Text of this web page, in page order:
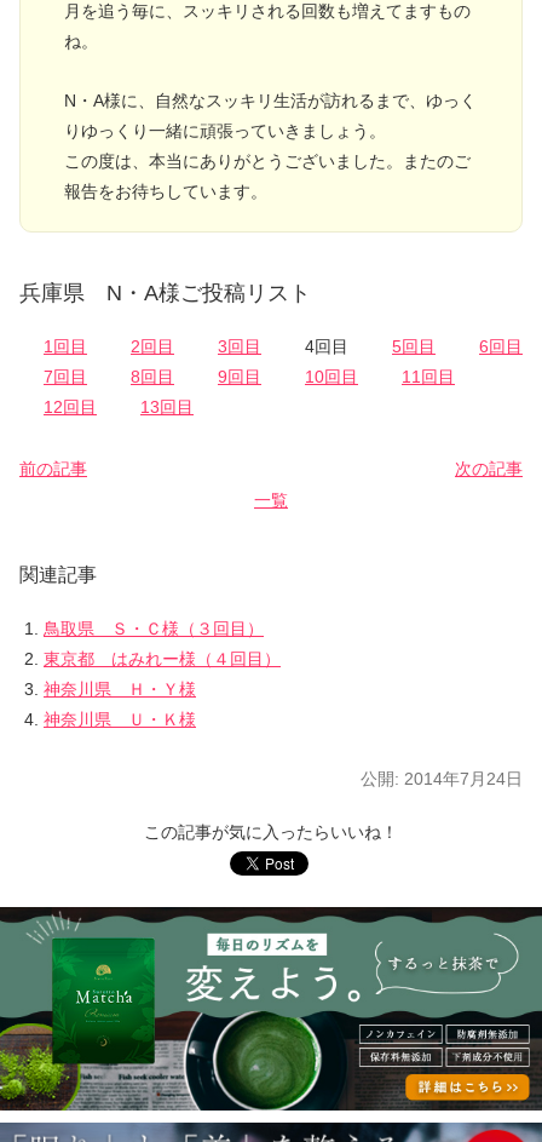
月を追う毎に、スッキリされる回数も増えてますもの
ね。
N・A様に、自然なスッキリ生活が訪れるまで、ゆっく
りゆっくり一緒に頑張っていきましょう。
この度は、本当にありがとうございました。またのご
報告をお待ちしています。
兵庫県 N・A様ご投稿リスト
1回目 2回目 3回目 4回目 5回目
6回目
7回目
8回目 9回目 10回目
11回目
12回目
13回目
前の記事
次の記事
一覧
関連記事
鳥取県 Ｓ・Ｃ様（３回目）
東京都 はみれー様（４回目）
神奈川県 Ｈ・Ｙ様
神奈川県 Ｕ・Ｋ様
公開: 2014年7月24日